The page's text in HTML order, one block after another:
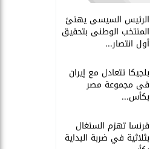
الرئيس السيسى يهنئ
المنتخب الوطنى بتحقيق
أول انتصار...
بلجيكا تتعادل مع إيران
فى مجموعة مصر
بكأس...
فرنسا تهزم السنغال
بثلاثية في ضربة البداية